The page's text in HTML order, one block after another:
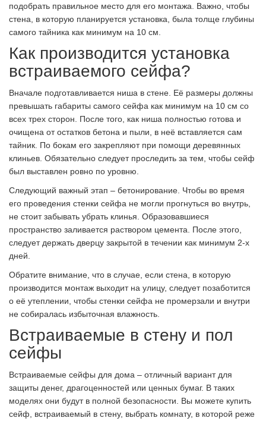
подобрать правильное место для его монтажа. Важно, чтобы
стена, в которую планируется установка, была толще глубины
самого тайника как минимум на 10 см.
Как производится установка
встраиваемого сейфа?
Вначале подготавливается ниша в стене. Её размеры должны
превышать габариты самого сейфа как минимум на 10 см со
всех трех сторон. После того, как ниша полностью готова и
очищена от остатков бетона и пыли, в неё вставляется сам
тайник. По бокам его закрепляют при помощи деревянных
клиньев. Обязательно следует проследить за тем, чтобы сейф
был выставлен ровно по уровню.
Следующий важный этап – бетонирование. Чтобы во время
его проведения стенки сейфа не могли прогнуться во внутрь,
не стоит забывать убрать клинья. Образовавшиеся
пространство заливается раствором цемента. После этого,
следует держать дверцу закрытой в течении как минимум 2-х
дней.
Обратите внимание, что в случае, если стена, в которую
производится монтаж выходит на улицу, следует позаботится
о её утеплении, чтобы стенки сейфа не промерзали и внутри
не собиралась избыточная влажность.
Встраиваемые в стену и пол
сейфы
Встраиваемые сейфы для дома – отличный вариант для
защиты денег, драгоценностей или ценных бумаг. В таких
моделях они будут в полной безопасности. Вы можете купить
сейф, встраиваемый в стену, выбрать комнату, в которой реже